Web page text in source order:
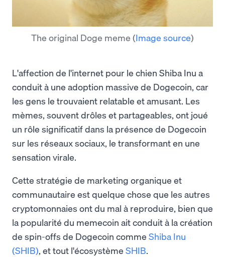
The original Doge meme (Image source)
L'affection de l'internet pour le chien Shiba Inu a
conduit à une adoption massive de Dogecoin, car
les gens le trouvaient relatable et amusant. Les
mèmes, souvent drôles et partageables, ont joué
un rôle significatif dans la présence de Dogecoin
sur les réseaux sociaux, le transformant en une
sensation virale.
Cette stratégie de marketing organique et
communautaire est quelque chose que les autres
cryptomonnaies ont du mal à reproduire, bien que
la popularité du memecoin ait conduit à la création
de spin-offs de Dogecoin comme Shiba Inu
(SHIB), et tout l'écosystème SHIB.